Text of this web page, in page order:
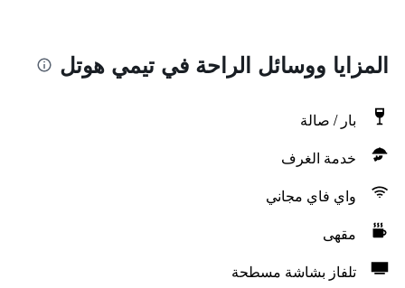
المزايا ووسائل الراحة في تيمي هوتل
بار / صالة
خدمة الغرف
واي فاي مجاني
مقهى
تلفاز بشاشة مسطحة